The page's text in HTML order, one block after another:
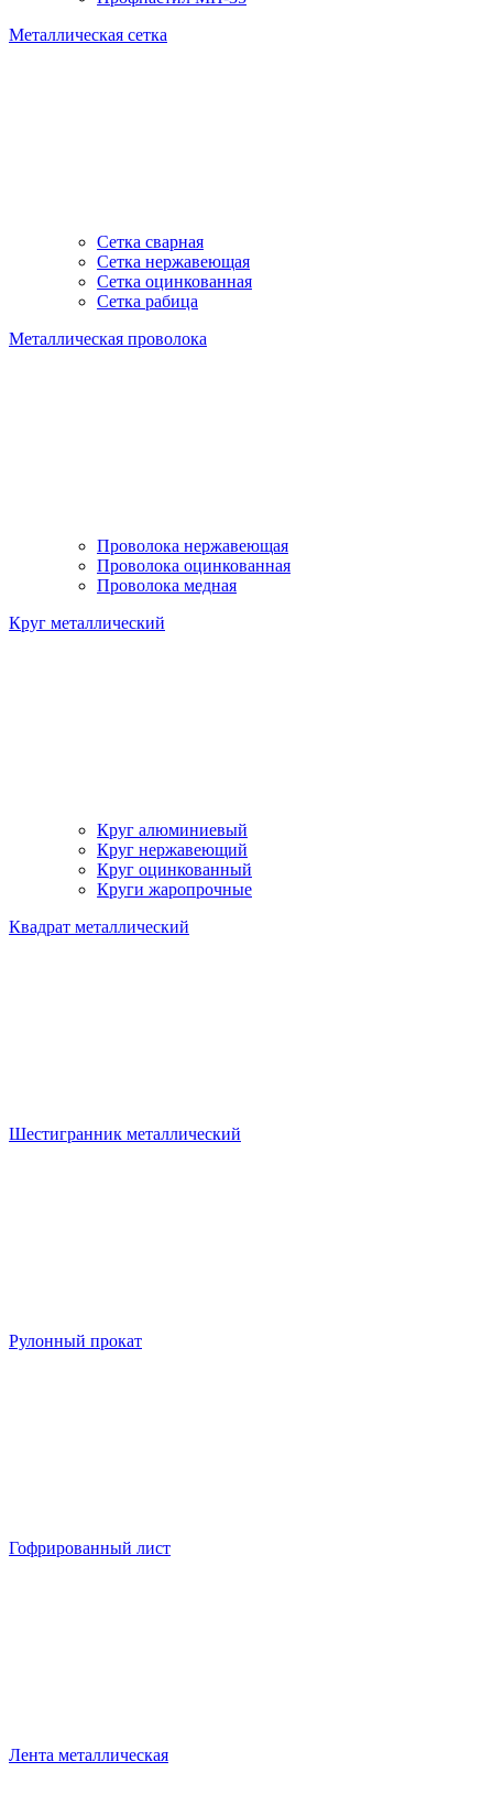
Металлическая сетка
Сетка сварная
Сетка нержавеющая
Сетка оцинкованная
Сетка рабица
Металлическая проволока
Проволока нержавеющая
Проволока оцинкованная
Проволока медная
Круг металлический
Круг алюминиевый
Круг нержавеющий
Круг оцинкованный
Круги жаропрочные
Квадрат металлический
Шестигранник металлический
Рулонный прокат
Гофрированный лист
Лента металлическая